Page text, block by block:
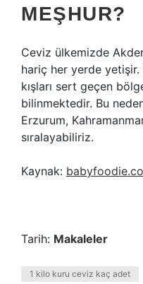
MEŞHUR?
Ceviz ülkemizde
hariç her yerde yetişir.
kışları sert geçen
bilinmektedir. Bu
Erzurum,
sıralayabiliriz.
Kaynak:
Tarih: Makaleler
1 kilo kuru ceviz kaç adet